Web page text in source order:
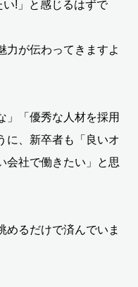
!」と感じるはずで
力が伝わってきますよ
」「優秀な人材を採用
に、新卒者も「良いオ
会社で働きたい」と思
めるだけで済んでいま